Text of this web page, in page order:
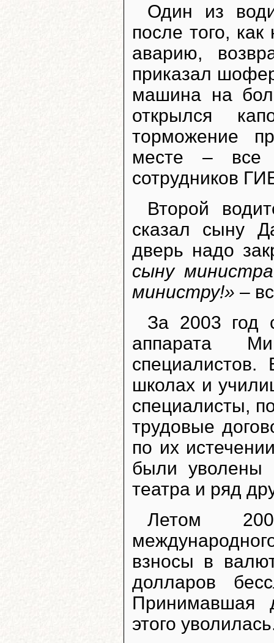
Один из
после того,
аварию,
приказал
машина на
открылся
торможение
месте – все
сотрудников
Второй
сказал сыну
дверь надо
сыну
министру!» –
За 2003 год
аппарата
школах и
специалисты,
трудовые
по их
были уволены
театра и ряд
Летом
взносы в
долларов
Принимавшая
этого